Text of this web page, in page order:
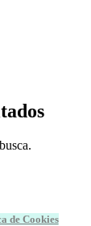
de Cookies